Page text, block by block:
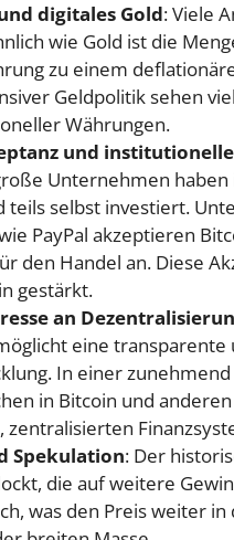
digitales Gold: Viele
wie Gold ist die
zu einem
Geldpolitik sehen
Währungen.
und
Unternehmen
teils selbst investiert.
PayPal akzeptieren
den Handel an. Diese
gestärkt.
an
eine transparente
In einer
in Bitcoin und
Spekulation: Der
die auf weitere
was den Preis weiter